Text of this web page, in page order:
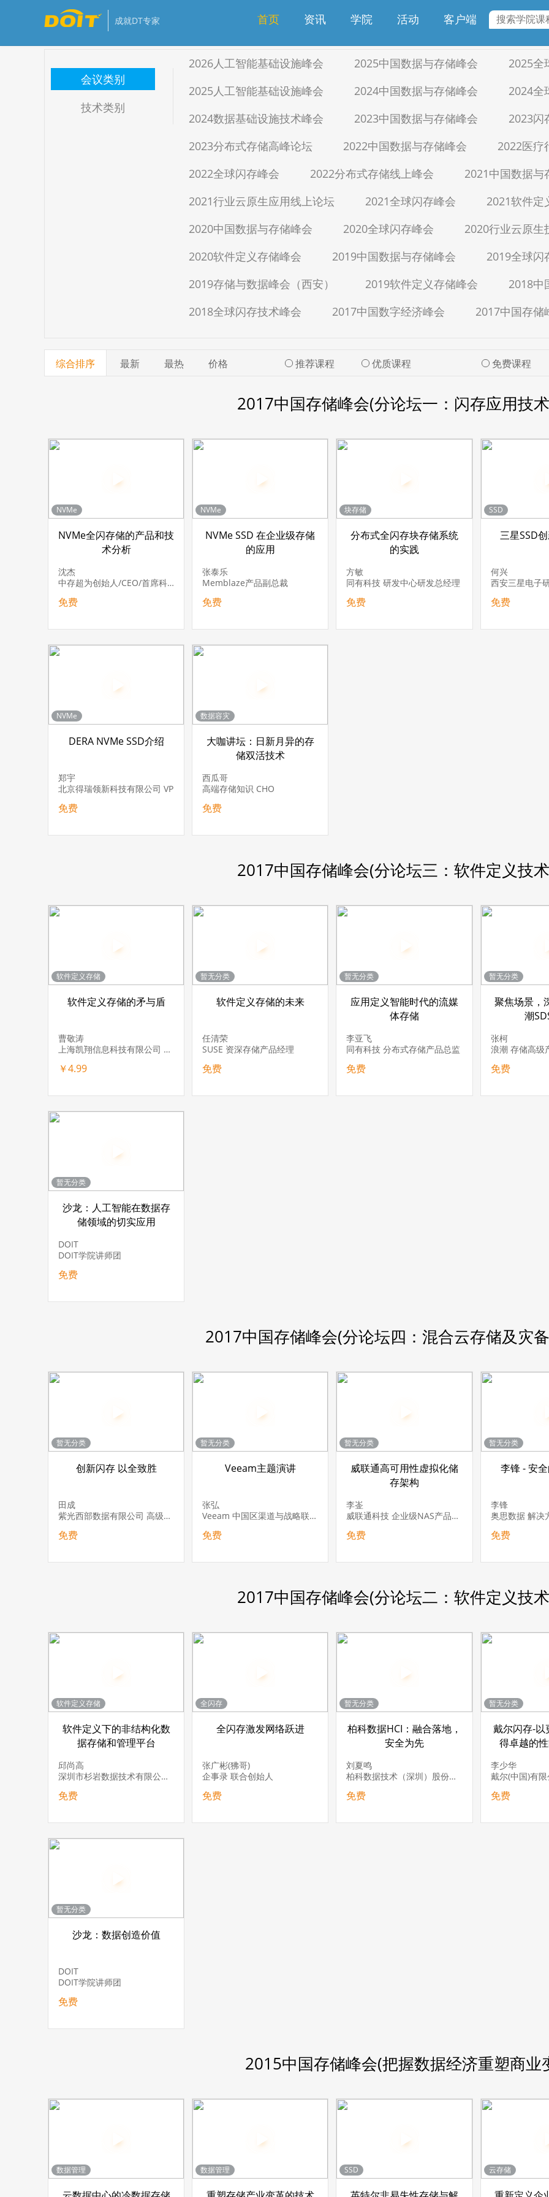
成就DT专家 首页 资讯 学院 活动 客户端
免费 推荐 会员免费 专题课程 讲师招募
会议类别
技术类别
2026人工智能基础设施峰会 2025中国数据与存储峰会
2025全
2025人工智能基础设施峰会
2024中国数据与存储峰会
2024全
2024数据基础设施技术峰会
2023中国数据与存储峰会 2023闪
2023分布式存储高峰论坛
2022中国数据与存储峰会
2022医疗
2022全球闪存峰会
2022分布式存储线上峰会
2021中国数据与
2021行业云原生应用线上论坛
2021全球闪存峰会 2021软件定
2020中国数据与存储峰会
2020全球闪存峰会
2020行业云原生
2020软件定义存储峰会
2019中国数据与存储峰会
2019全球闪
2019存储与数据峰会（西安）
2019软件定义存储峰会
2018中
2018全球闪存技术峰会
2017中国数字经济峰会 2017中国存储
综合排序 最新 最热 价格 推荐课程 优质课程 免费课程
2017中国存储峰会(分论坛一：闪存应用技
NVMe
NVMe全闪存储的产品和技
术分析
沈杰
中存超为创始人/CEO/首席科学家
免费
NVMe
NVMe SSD 在企业级存储
的应用
张泰乐
Memblaze产品副总裁
免费
块存储
分布式全闪存块存储系统
的实践
方敏
同有科技 研发中心研发总经理
免费
SSD
三星SSD
何兴
免费
NVMe
DERA NVMe SSD介绍
郑宇
北京得瑞领新科技有限公司 VP
免费
数据容灾
大咖讲坛：日新月异的存
储双活技术
西瓜哥
高端存储知识 CHO
免费
2017中国存储峰会(分论坛三：软件定义技
软件定义存储
软件定义存储的矛与盾
曹敬涛
上海凯翔信息科技有限公司 产品总监
￥4.99
暂无分类
软件定义存储的未来
任清荣
SUSE 资深存储产品经理
免费
暂无分类
应用定义智能时代的流媒
体存储
李亚飞
同有科技 分布式存储产品总监
免费
暂无分类
聚焦场景，
潮
张柯
浪潮 存储高级
免费
暂无分类
沙龙：人工智能在数据存
储领域的切实应用
DOIT
DOIT学院讲师团
免费
2017中国存储峰会(分论坛四：混合云存储及灾
暂无分类
创新闪存 以全致胜
田成
紫光西部数据有限公司 高级产品经理
免费
暂无分类
Veeam主题演讲
张弘
Veeam 中国区渠道与战略联盟总监
免费
暂无分类
威联通高可用性虚拟化储
存架构
李崟
威联通科技 企业级NAS产品经理部 技术总监
免费
暂无分类
李锋 - 安
李锋
奥思数据 解决
免费
2017中国存储峰会(分论坛二：软件定义技
软件定义存储
软件定义下的非结构化数
据存储和管理平台
邱尚高
深圳市杉岩数据技术有限公司 CTO
免费
全闪存
全闪存激发网络跃进
张广彬(狒哥)
企事录 联合创始人
免费
暂无分类
柏科数据HCI：融合落地，
安全为先
刘夏鸣
柏科数据技术（深圳）股份有限公司 渠道销售总监
免费
暂无分类
戴尔闪存-以
得卓越的
李少华
免费
暂无分类
沙龙：数据创造价值
DOIT
DOIT学院讲师团
免费
2015中国存储峰会(把握数据经济重塑商业
数据管理 数据管理 SSD 云存储